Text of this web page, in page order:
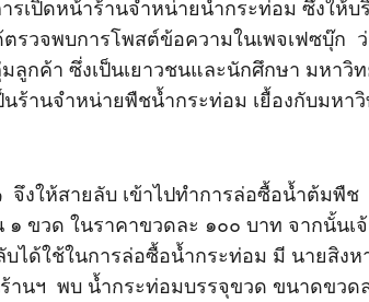
เปิดหน้าร้านจำหน่ายน้ำกระท่อม ซึ่งให้บ
รวจพบการโพสต์ข้อความในเพจเฟซบุ๊ก
กค้า ซึ่งเป็นเยาวชนและนักศึกษา มหาวิ
ร้านจำหน่ายพืชน้ำกระท่อม เยื้องกับมหา
งให้สายลับ เข้าไปทำการล่อซื้อน้ำต้มพืช
ขวด ในราคาขวดละ ๑๐๐ บาท จากนั้นเ
ได้ใช้ในการล่อซื้อน้ำกระท่อม มี นายสิง
านฯ พบ น้ำกระท่อมบรรจุขวด ขนาดขวด